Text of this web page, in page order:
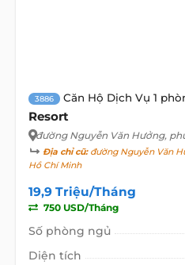
3886 Căn Hộ Dịch Vụ 1
Resort
đường Nguyễn Văn Hưởng,
Địa chỉ cũ:đường Nguyễn Văn
Hồ Chí Minh
19,9 Triệu/Tháng
750 USD/Tháng
Số phòng ngủ
Diện tích